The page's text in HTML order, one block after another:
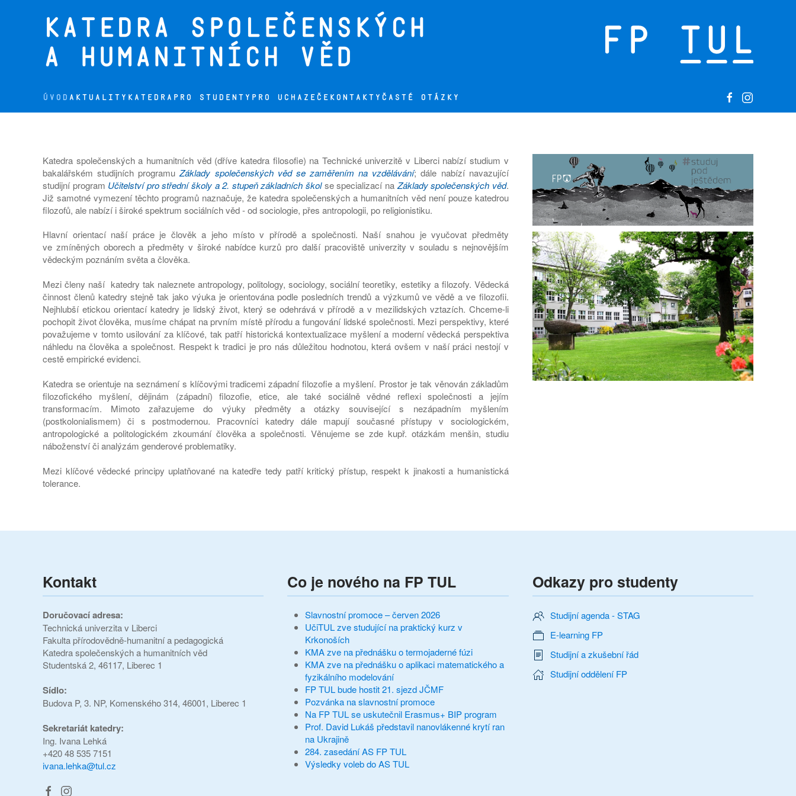
Přejít na hlavní obsah
ÚVOD AKTUALITY KATEDRA PRO STUDENTY PRO UCHAZEČE KONTAKTY ČASTÉ OTÁZKY
Katedra společenských a humanitních věd (dříve katedra filosofie) na Technické univerzitě v Liberci nabízí studium v
bakalářském studijních programuZáklady společenských věd se zaměřením na vzdělávání; dále nabízí navazující
studijní program Učitelství pro střední školy a 2. stupeň základních školse specializací na Základy společenských věd.
Již samotné vymezení těchto programů naznačuje, že katedra společenských a humanitních věd není pouze katedrou
filozofů, ale nabízí i široké spektrum sociálních věd - od sociologie, přes antropologii, po religionistiku.
Hlavní orientací naší práce je člověk a jeho místo v přírodě a společnosti. Naší snahou je vyučovat předměty
ve zmíněných oborech a předměty v široké nabídce kurzů pro další pracoviště univerzity v souladu s nejnovějším
vědeckým poznáním světa a člověka.
Mezi členy naší katedry tak naleznete antropology, politology, sociology, sociální teoretiky, estetiky a filozofy. Vědecká
činnost členů katedry stejně tak jako výuka je orientována podle posledních trendů a výzkumů ve vědě a ve filozofii.
Nejhlubší etickou orientací katedry je lidský život, který se odehrává v přírodě a v mezilidských vztazích. Chceme-li
pochopit život člověka, musíme chápat na prvním místě přírodu a fungování lidské společnosti. Mezi perspektivy, které
považujeme v tomto usilování za klíčové, tak patří historická kontextualizace myšlení a moderní vědecká perspektiva
náhledu na člověka a společnost. Respekt k tradici je pro nás důležitou hodnotou, která ovšem v naší práci nestojí v
cestě empirické evidenci.
Katedra se orientuje na seznámení s klíčovými tradicemi západní filozofie a myšlení. Prostor je tak věnován základům
filozofického myšlení, dějinám (západní) filozofie, etice, ale také sociálně vědné reflexi společnosti a jejím
transformacím. Mimoto zařazujeme do výuky předměty a otázky související s nezápadním myšlením
(postkolonialismem) či s postmodernou. Pracovníci katedry dále mapují současné přístupy v sociologickém,
antropologické a politologickém zkoumání člověka a společnosti. Věnujeme se zde kupř. otázkám menšin, studiu
náboženství či analýzám genderové problematiky.
Mezi klíčové vědecké principy uplatňované na katedře tedy patří kritický přístup, respekt k jinakosti a humanistická
tolerance.
Kontakt
Doručovací adresa:
Technická univerzita v Liberci
Fakulta přírodovědně-humanitní a pedagogická
Katedra společenských a humanitních věd
Studentská 2, 46117, Liberec 1
Sídlo:
Budova P, 3. NP, Komenského 314, 46001, Liberec 1
Sekretariát katedry:
Ing. Ivana Lehká
+420 48 535 7151
ivana.lehka@tul.cz
Co je nového na FP TUL
Slavnostní promoce – červen 2026
UčiTUL zve studující na praktický kurz v
Krkonoších
KMA zve na přednášku o termojaderné fúzi
KMA zve na přednášku o aplikaci matematického a
fyzikálního modelování
FP TUL bude hostit 21. sjezd JČMF
Pozvánka na slavnostní promoce
Na FP TUL se uskutečnil Erasmus+ BIP program
Prof. David Lukáš představil nanovlákenné krytí ran
na Ukrajině
284. zasedání AS FP TUL
Výsledky voleb do AS TUL
Odkazy pro studenty
Studijní agenda - STAG
E-learning FP
Studijní a zkušební řád
Studijní oddělení FP